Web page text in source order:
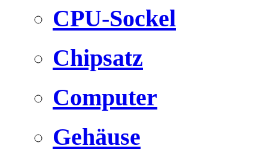
CPU-Sockel
Chipsatz
Computer
Gehäuse